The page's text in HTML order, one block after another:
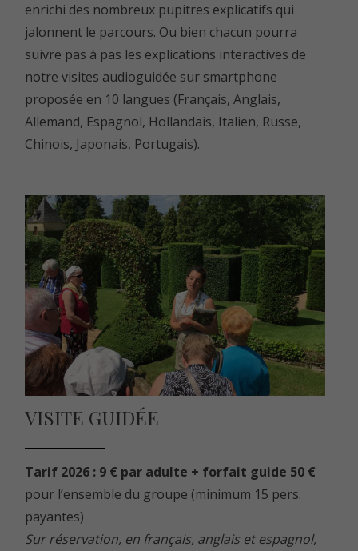
enrichi des nombreux pupitres explicatifs qui
jalonnent le parcours. Ou bien chacun pourra
suivre pas à pas les explications interactives de
notre visites audioguidée sur smartphone
proposée en 10 langues (Français, Anglais,
Allemand, Espagnol, Hollandais, Italien, Russe,
Chinois, Japonais, Portugais).
VISITE GUIDÉE
Tarif 2026 : 9 € par adulte + forfait guide 50 €
pour l’ensemble du groupe (minimum 15 pers.
payantes)
Sur réservation, en français, anglais et espagnol,